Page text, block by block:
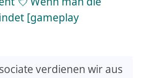
V
[gameplay
verdienen wir aus